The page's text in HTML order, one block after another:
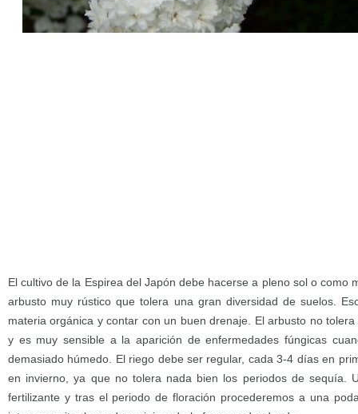
El cultivo de la Espirea del Japón debe hacerse a pleno sol o como
arbusto muy rústico que tolera una gran diversidad de suelos.
materia orgánica y contar con un buen drenaje. El arbusto no
y es muy sensible a la aparición de enfermedades fúngicas
demasiado húmedo. El riego debe ser regular, cada 3-4 días en
en invierno, ya que no tolera nada bien los periodos de sequía.
fertilizante y tras el periodo de floración procederemos a una